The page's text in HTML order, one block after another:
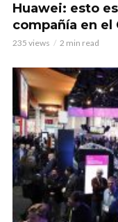
Huawei: esto
compañía en el
235 views 2 min read